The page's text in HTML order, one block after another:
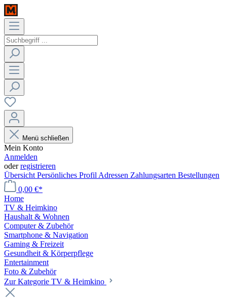
Menü schließen
Mein Konto
Anmelden
oderregistrieren
Übersicht Persönliches Profil Adressen Zahlungsarten Bestellungen
0,00 €*
Home
TV & Heimkino
Haushalt & Wohnen
Computer & Zubehör
Smartphone & Navigation
Gaming & Freizeit
Gesundheit & Körperpflege
Entertainment
Foto & Zubehör
Zur Kategorie TV & Heimkino